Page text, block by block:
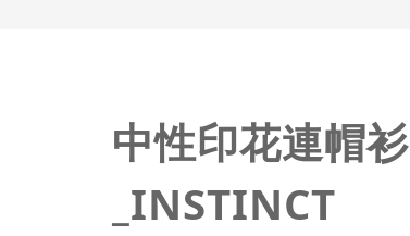
中性印花連帽衫
_INSTINCT